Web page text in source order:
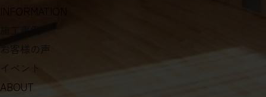
お客様の声
イベント
ABOUT